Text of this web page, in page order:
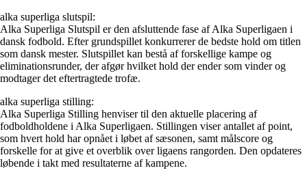
alka superliga slutspil:
Alka Superliga Slutspil er den afsluttende fase af Alka Superligaen i
dansk fodbold. Efter grundspillet konkurrerer de bedste hold om titlen
som dansk mester. Slutspillet kan bestå af forskellige kampe og
eliminationsrunder, der afgør hvilket hold der ender som vinder og
modtager det eftertragtede trofæ.
alka superliga stilling:
Alka Superliga Stilling henviser til den aktuelle placering af
fodboldholdene i Alka Superligaen. Stillingen viser antallet af point,
som hvert hold har opnået i løbet af sæsonen, samt målscore og
forskelle for at give et overblik over ligaens rangorden. Den opdateres
løbende i takt med resultaterne af kampene.